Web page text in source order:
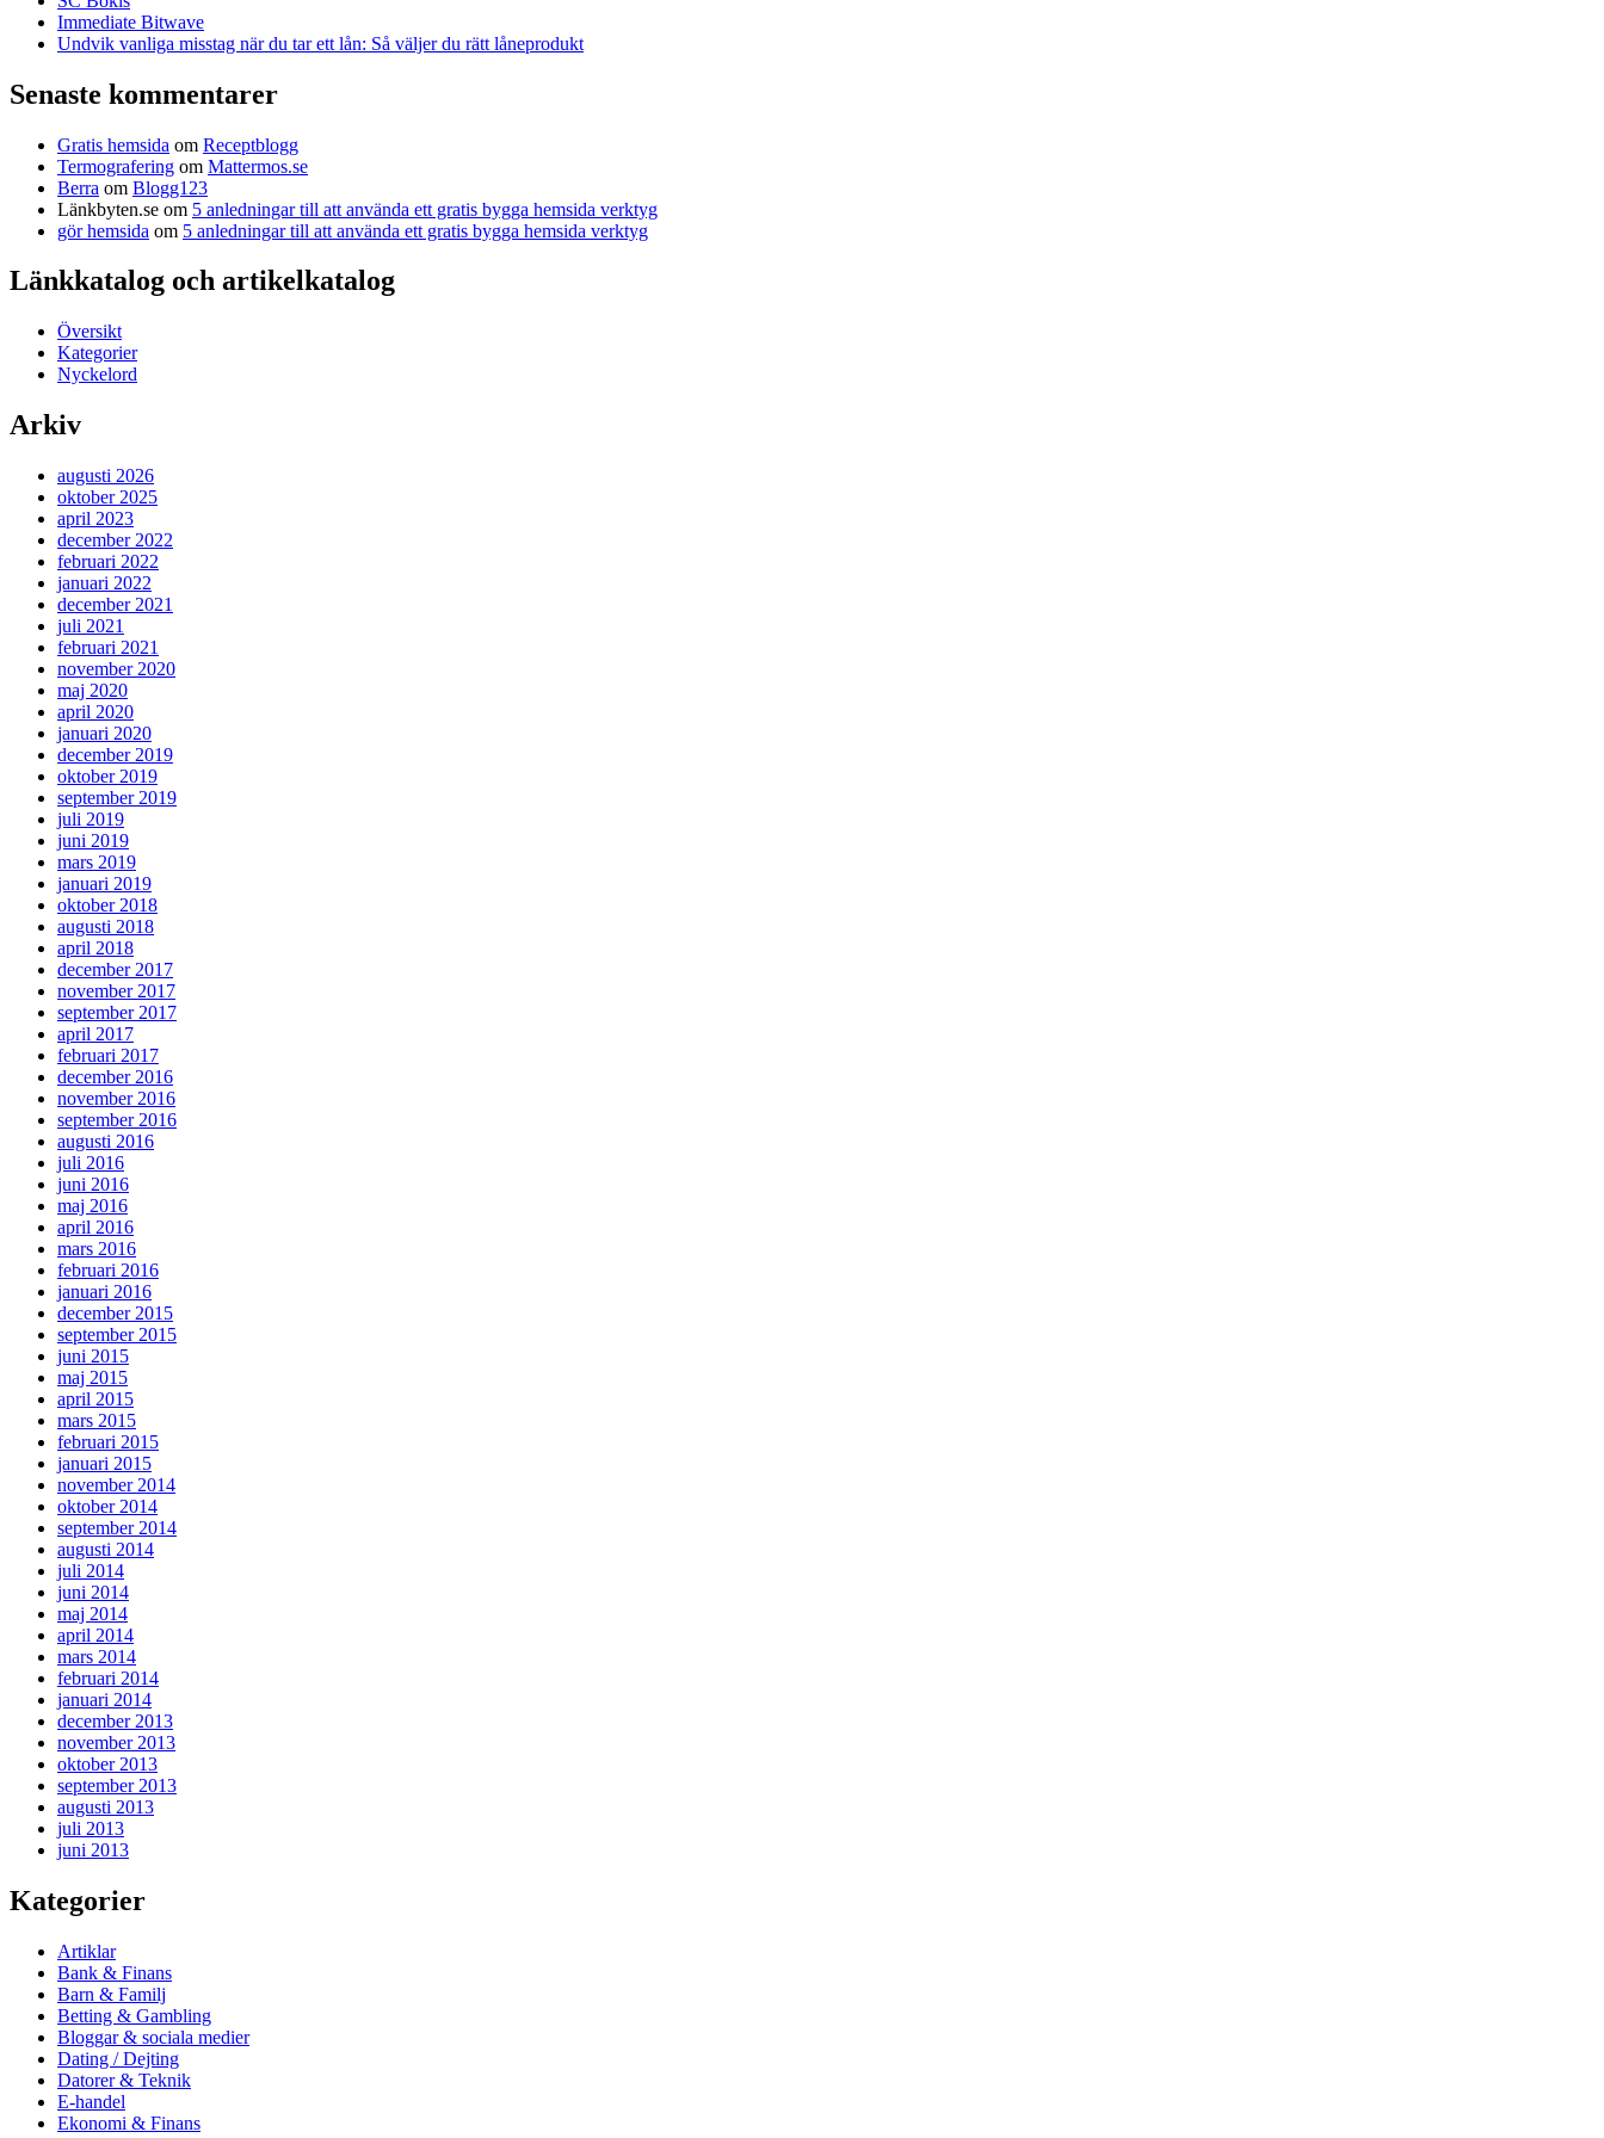
Immediate Bitwave
Undvik vanliga misstag när du tar ett lån: Så väljer du rätt låneprodukt
Senaste kommentarer
Gratis hemsida om Receptblogg
Termografering om Mattermos.se
Berra om Blogg123
Länkbyten.se om 5 anledningar till att använda ett gratis bygga hemsida verktyg
gör hemsida om 5 anledningar till att använda ett gratis bygga hemsida verktyg
Länkkatalog och artikelkatalog
Översikt
Kategorier
Nyckelord
Arkiv
augusti 2026
oktober 2025
april 2023
december 2022
februari 2022
januari 2022
december 2021
juli 2021
februari 2021
november 2020
maj 2020
april 2020
januari 2020
december 2019
oktober 2019
september 2019
juli 2019
juni 2019
mars 2019
januari 2019
oktober 2018
augusti 2018
april 2018
december 2017
november 2017
september 2017
april 2017
februari 2017
december 2016
november 2016
september 2016
augusti 2016
juli 2016
juni 2016
maj 2016
april 2016
mars 2016
februari 2016
januari 2016
december 2015
september 2015
juni 2015
maj 2015
april 2015
mars 2015
februari 2015
januari 2015
november 2014
oktober 2014
september 2014
augusti 2014
juli 2014
juni 2014
maj 2014
april 2014
mars 2014
februari 2014
januari 2014
december 2013
november 2013
oktober 2013
september 2013
augusti 2013
juli 2013
juni 2013
Kategorier
Artiklar
Bank & Finans
Barn & Familj
Betting & Gambling
Bloggar & sociala medier
Dating / Dejting
Datorer & Teknik
E-handel
Ekonomi & Finans